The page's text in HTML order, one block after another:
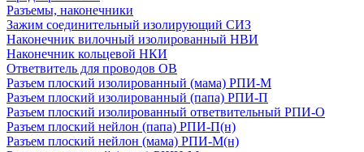
Разъемы, наконечники
Зажим соединительный изолирующий СИЗ
Наконечник вилочный изолированный НВИ
Наконечник кольцевой НКИ
Ответвитель для проводов ОВ
Разъем плоский изолированный (мама) РПИ-М
Разъем плоский изолированный (папа) РПИ-П
Разъем плоский изолированный ответвительный РПИ-О
Разъем плоский нейлон (папа) РПИ-П(н)
Разъем плоский нейлон (мама) РПИ-М(н)